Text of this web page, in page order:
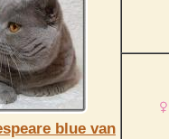
blue van